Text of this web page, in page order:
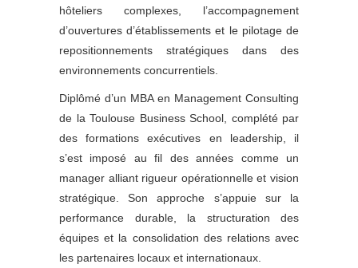
hôteliers complexes, l’accompagnement
d’ouvertures d’établissements et le pilotage de
repositionnements stratégiques dans des
environnements concurrentiels.
Diplômé d’un MBA en Management Consulting
de la Toulouse Business School, complété par
des formations exécutives en leadership, il
s’est imposé au fil des années comme un
manager alliant rigueur opérationnelle et vision
stratégique. Son approche s’appuie sur la
performance durable, la structuration des
équipes et la consolidation des relations avec
les partenaires locaux et internationaux.